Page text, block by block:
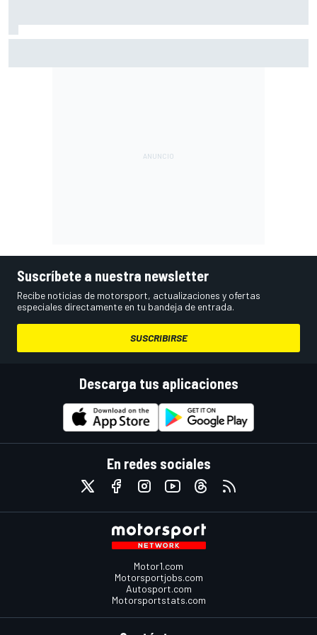
Suscríbete a nuestra newsletter
Recibe noticias de motorsport, actualizaciones y ofertas
especiales directamente en tu bandeja de entrada.
SUSCRIBIRSE
Descarga tus aplicaciones
En redes sociales
Motor1.com
Motorsportjobs.com
Autosport.com
Motorsportstats.com